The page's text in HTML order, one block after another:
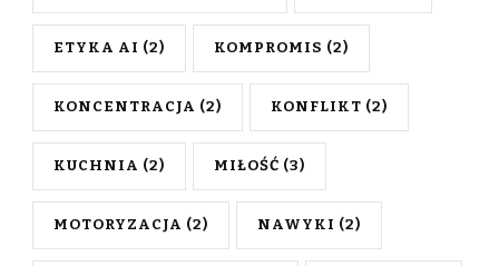
ETYKA AI (2) KOMPROMIS (2)
KONCENTRACJA (2) KONFLIKT (2)
KUCHNIA (2) MIŁOŚĆ (3)
MOTORYZACJA (2) NAWYKI (2)